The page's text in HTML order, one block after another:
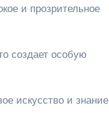
и прозрительное
создает особую
искусство и знание